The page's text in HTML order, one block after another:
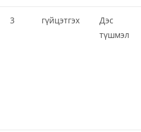
3 гүйцэтгэх
Дэс
түшмэл